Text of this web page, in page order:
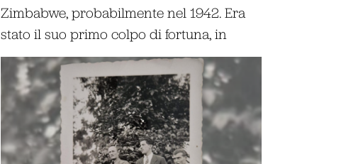
Zimbabwe, probabilmente nel 1942. Era
stato il suo primo colpo di fortuna, in